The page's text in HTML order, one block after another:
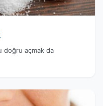
doğru açmak da